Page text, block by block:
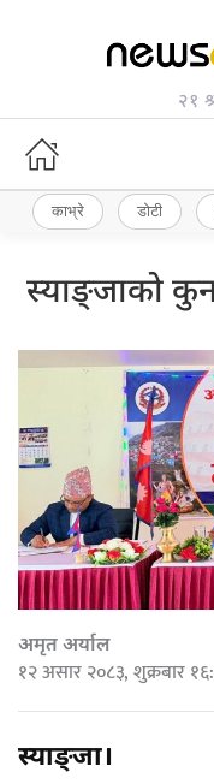
२१
काभ्रे डोटी
स्याङ्जाको
अमृत अर्याल
१२ असार २०८३, शुक्रबार
स्याङ्जा।